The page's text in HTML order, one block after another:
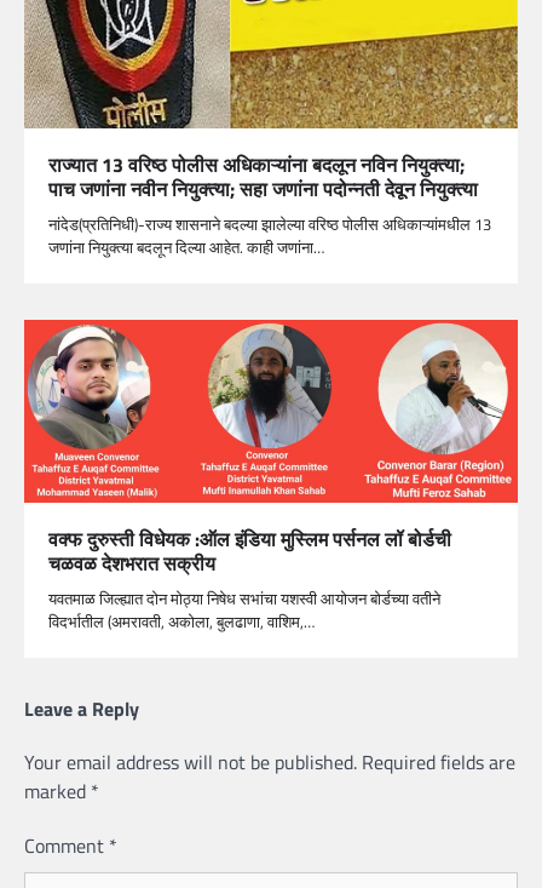
राज्यात 13 वरिष्ठ पोलीस अधिकाऱ्यांना बदलून नविन नियुक्त्या;
पाच जणांना नवीन नियुक्त्या; सहा जणांना पदोन्नती देवून नियुक्त्या
नांदेड(प्रतिनिधी)-राज्य शासनाने बदल्या झालेल्या वरिष्ठ पोलीस अधिकाऱ्यांमधील 13
जणांना नियुक्त्या बदलून दिल्या आहेत. काही जणांना…
वक्फ दुरुस्ती विधेयक :ऑल इंडिया मुस्लिम पर्सनल लॉ बोर्डची
चळवळ देशभरात सक्रीय
यवतमाळ जिल्ह्यात दोन मोठ्या निषेध सभांचा यशस्वी आयोजन बोर्डच्या वतीने
विदर्भातील (अमरावती, अकोला, बुलढाणा, वाशिम,…
Leave a Reply
Your email address will not be published. Required fields are
marked *
Comment *